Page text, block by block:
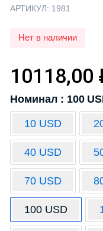
АРТИКУЛ: 1981
Нет в наличии
10118,00
Номинал : 100
10 USD
40 USD
70 USD
100 USD